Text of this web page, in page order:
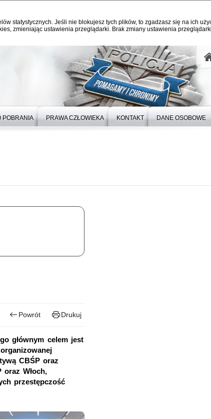
statystycznych. Jeśli nie blokujesz tych plików, to zgadzasz się na ich
zmieniając ustawienia przeglądarki. Brak zmiany ustawienia przeglądarki
POBRANIA PRAWA CZŁOWIEKA KONTAKT DANE OSOBOWE
Powrót Drukuj
głównym celem jest
CBŚP oraz
Włoch,
przestępczość